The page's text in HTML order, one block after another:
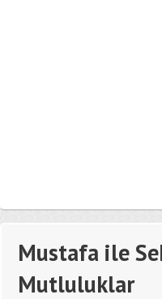
Mustafa ile
Mutluluklar